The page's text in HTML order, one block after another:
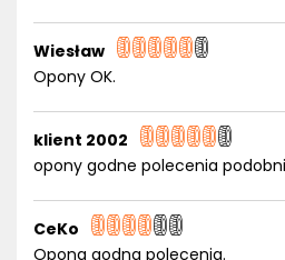
Wiesław
Opony OK.
klient 2002
opony godne polecenia
CeKo
Opona godna polecenia.